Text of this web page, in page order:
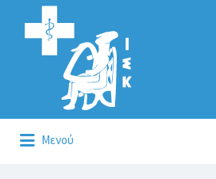
Αναζήτηση
για:
Μενού
για: